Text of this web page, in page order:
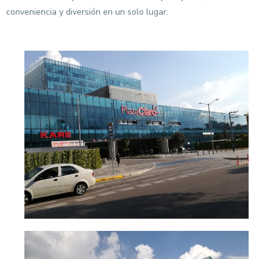
conveniencia y diversión en un solo lugar.